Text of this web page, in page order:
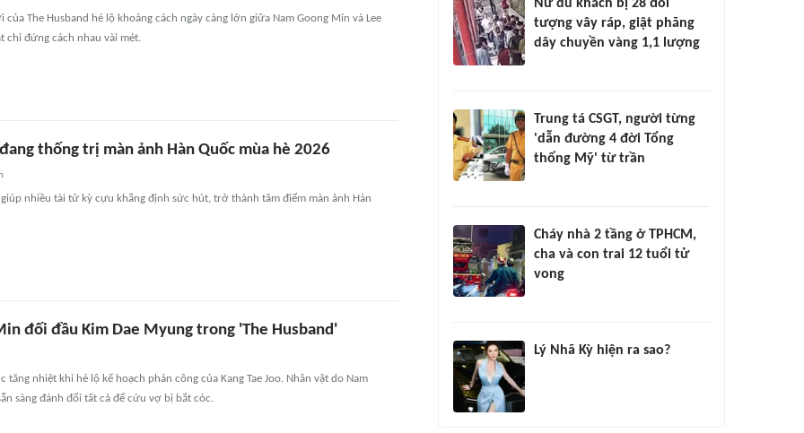
The Husband hé lộ khoảng cách ngày càng lớn giữa Nam Goong Min và Lee
chỉ đứng cách nhau vài mét.
thống trị màn ảnh Hàn Quốc mùa hè 2026
nhiều tài tử kỳ cựu khẳng định sức hút, trở thành tâm điểm màn ảnh Hàn
đối đầu Kim Dae Myung trong 'The Husband'
tăng nhiệt khi hé lộ kế hoạch phản công của Kang Tae Joo. Nhân vật do Nam
sàng đánh đổi tất cả để cứu vợ bị bắt cóc.
Nữ du khách bị 28 đối
tượng vây ráp, giật phăng
dây chuyền vàng 1,1 lượng
Trung tá CSGT, người từng
'dẫn đường 4 đời Tổng
thống Mỹ' từ trần
Cháy nhà 2 tầng ở TPHCM,
cha và con trai 12 tuổi tử
vong
Lý Nhã Kỳ hiện ra sao?